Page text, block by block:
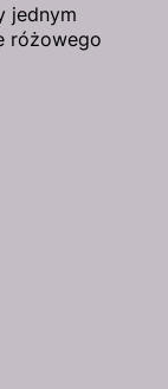
jednym
różowego